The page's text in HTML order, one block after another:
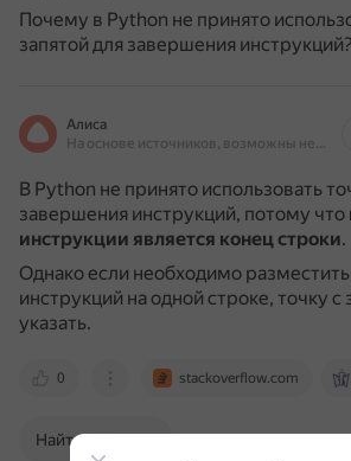
Почему в Python не принято
запятой для завершения инструкций?
Алиса
На основе источников, возможны неточности
В Python не принято использовать
завершения инструкций, потому что
инструкции является конец строки.
Однако если необходимо
инструкций на одной строке, точку с
указать.
0 stackoverflow.com
Найти в Поиске